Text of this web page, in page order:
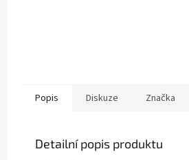
Popis Diskuze Značka
Detailní popis produktu